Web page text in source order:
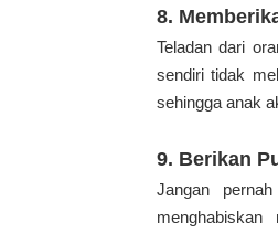
8.
Teladan dari
sendiri tidak
sehingga anak
9. Berikan
Jangan